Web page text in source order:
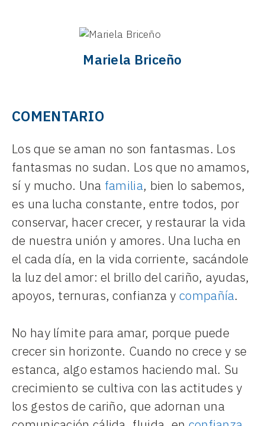
Mariela Briceño
COMENTARIO
Los que se aman no son fantasmas. Los
fantasmas no sudan. Los que no amamos,
sí y mucho. Una familia, bien lo sabemos,
es una lucha constante, entre todos, por
conservar, hacer crecer, y restaurar la vida
de nuestra unión y amores. Una lucha en
el cada día, en la vida corriente, sacándole
la luz del amor: el brillo del cariño, ayudas,
apoyos, ternuras, confianza ycompañía.
No hay límite para amar, porque puede
crecer sin horizonte. Cuando no crece y se
estanca, algo estamos haciendo mal. Su
crecimiento se cultiva con las actitudes y
los gestos de cariño, que adornan una